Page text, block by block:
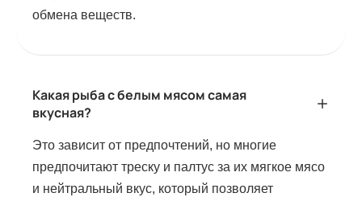
обмена веществ.
Какая рыба с белым мясом самая
вкусная?
Это зависит от предпочтений, но многие
предпочитают треску и палтус за их мягкое мясо
и нейтральный вкус, который позволяет